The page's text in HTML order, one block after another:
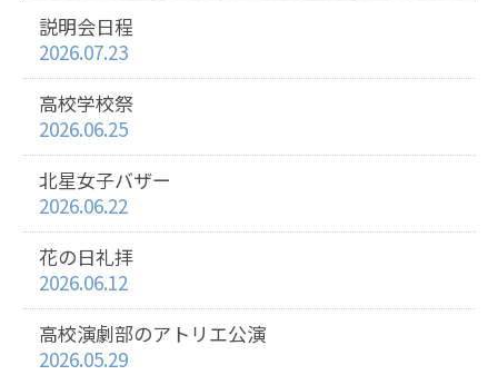
説明会日程
2026.07.23
高校学校祭
2026.06.25
北星女子バザー
2026.06.22
花の日礼拝
2026.06.12
高校演劇部のアトリエ公演
2026.05.29